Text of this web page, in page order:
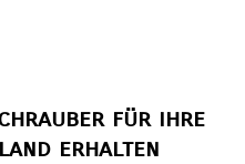
für ihre
erhalten